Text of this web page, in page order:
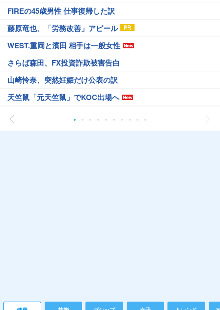
FIREの45歳男性 仕事復帰した訳
藤原竜也、「労務改善」アピール
WEST.重岡と濱田 相手は一般女性
さらば森田、FX投資詐欺被害告白
山崎怜奈、突然妊娠だけ公表の訳
天竺鼠「元天竺鼠」でKOC出場へ